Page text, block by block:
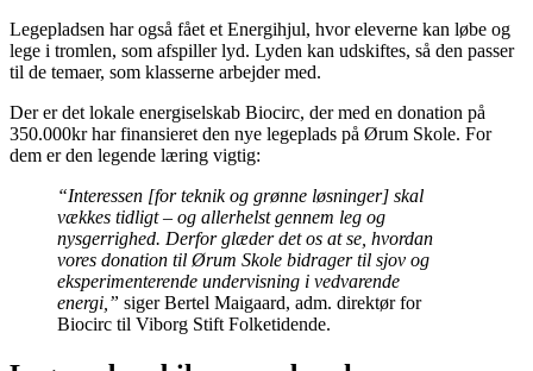
Legepladsen har også fået et Energihjul, hvor eleverne kan løbe og
lege i tromlen, som afspiller lyd. Lyden kan udskiftes, så den passer
til de temaer, som klasserne arbejder med.
Der er det lokale energiselskab Biocirc, der med en donation på
350.000kr har finansieret den nye legeplads på Ørum Skole. For
dem er den legende læring vigtig:
“Interessen [for teknik og grønne løsninger] skal
vækkes tidligt – og allerhelst gennem leg og
nysgerrighed. Derfor glæder det os at se, hvordan
vores donation til Ørum Skole bidrager til sjov og
eksperimenterende undervisning i vedvarende
energi,” siger Bertel Maigaard, adm. direktør for
Biocirc til Viborg Stift Folketidende.